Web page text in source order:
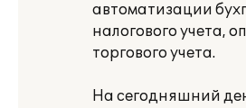
автоматизации
налогового учета,
торгового учета.
На сегодняшний